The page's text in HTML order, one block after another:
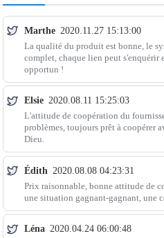
Marthe 2020.11.27 15:13:00
La qualité du produit est bonne, le
complet, chaque lien peut s'enquérir
opportun !
Elsie 2020.08.11 15:25:03
L'attitude de coopération du
problèmes, toujours prêt à coopérer
Dieu.
Édith 2020.08.08 04:23:31
Prix raisonnable, bonne attitude de
une situation gagnant-gagnant, une
Léna 2020.04.24 06:00:48